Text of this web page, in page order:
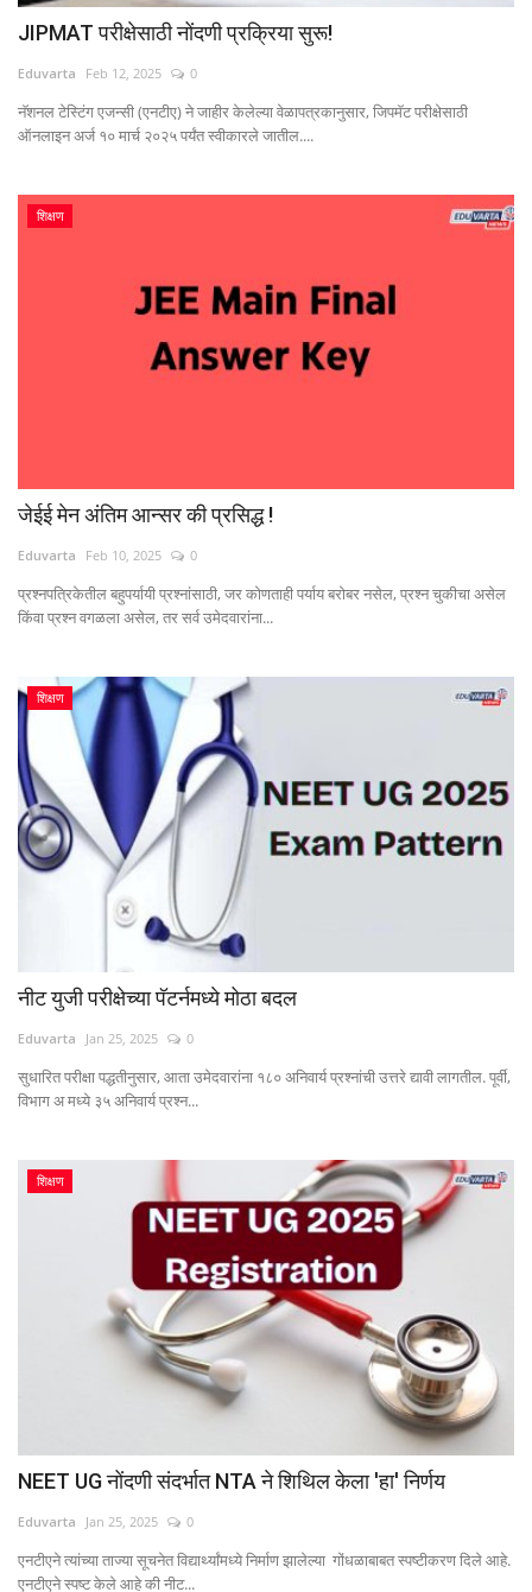
JIPMAT परीक्षेसाठी नोंदणी प्रक्रिया सुरू!
Eduvarta Feb 12, 2025 0
नॅशनल टेस्टिंग एजन्सी (एनटीए) ने जाहीर केलेल्या वेळापत्रकानुसार, जिपमॅट परीक्षेसाठी
ऑनलाइन अर्ज १० मार्च २०२५ पर्यंत स्वीकारले जातील....
शिक्षण
जेईई मेन अंतिम आन्सर की प्रसिद्ध !
Eduvarta Feb 10, 2025 0
प्रश्नपत्रिकेतील बहुपर्यायी प्रश्नांसाठी, जर कोणताही पर्याय बरोबर नसेल, प्रश्न चुकीचा असेल
किंवा प्रश्न वगळला असेल, तर सर्व उमेदवारांना...
शिक्षण
नीट युजी परीक्षेच्या पॅटर्नमध्ये मोठा बदल
Eduvarta Jan 25, 2025 0
सुधारित परीक्षा पद्धतीनुसार, आता उमेदवारांना १८० अनिवार्य प्रश्नांची उत्तरे द्यावी लागतील. पूर्वी,
विभाग अ मध्ये ३५ अनिवार्य प्रश्न...
शिक्षण
NEET UG नोंदणी संदर्भात NTA ने शिथिल केला 'हा' निर्णय
Eduvarta Jan 25, 2025 0
एनटीएने त्यांच्या ताज्या सूचनेत विद्यार्थ्यांमध्ये निर्माण झालेल्या गोंधळाबाबत स्पष्टीकरण दिले आहे.
एनटीएने स्पष्ट केले आहे की नीट...